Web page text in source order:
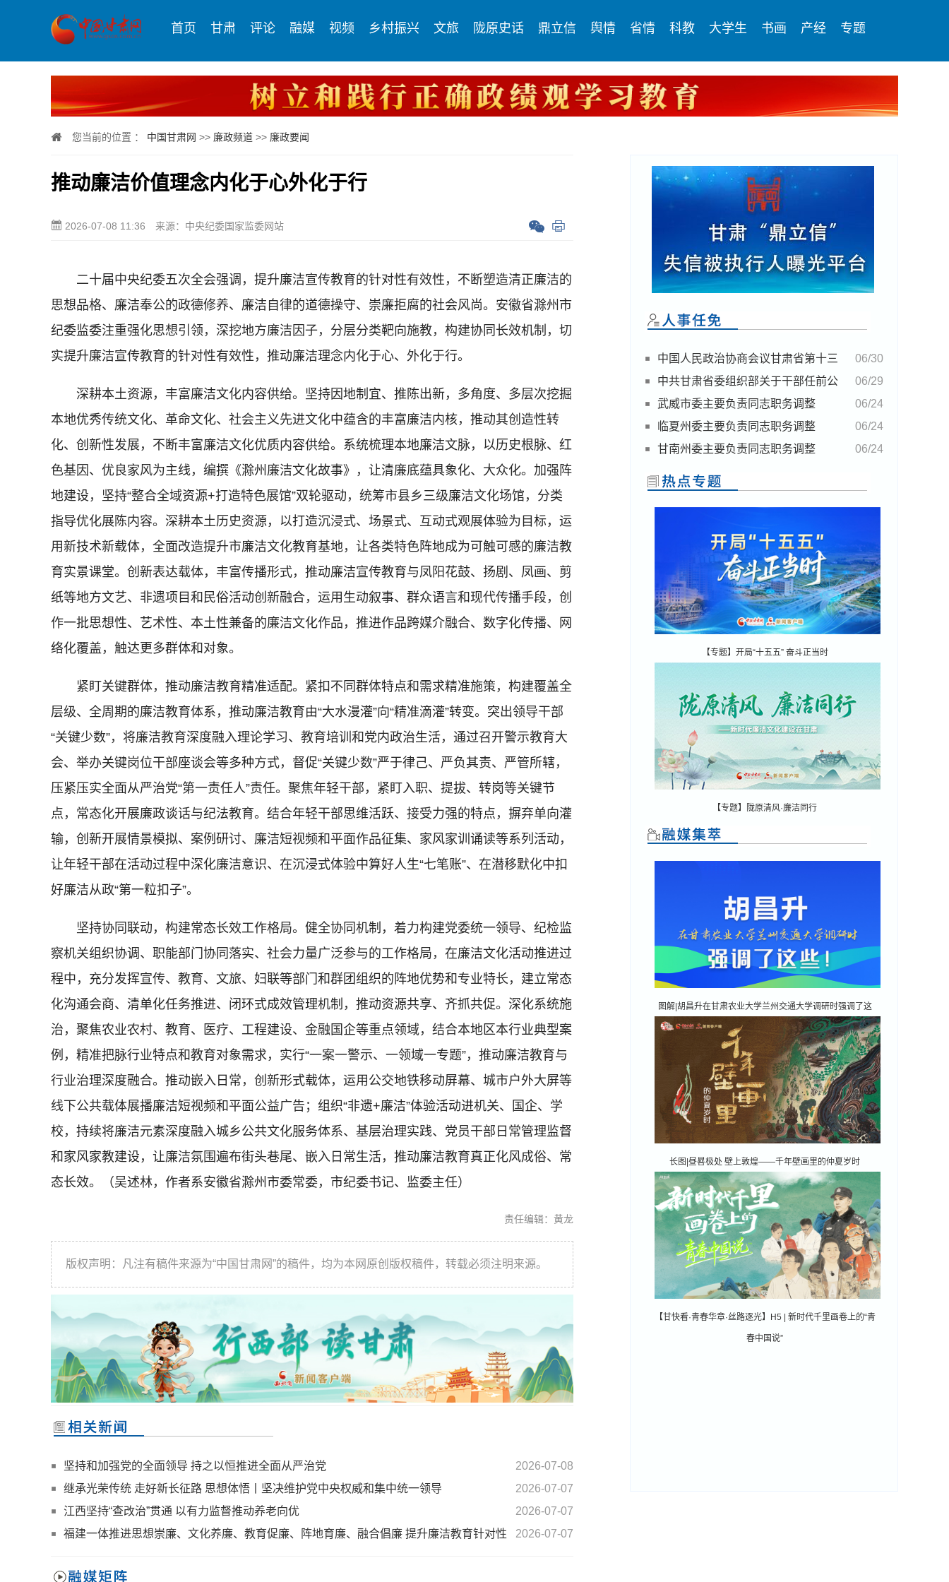
首页 甘肃 评论 融媒 视频 乡村振兴 文旅 陇原史话 鼎立信 舆情 省情 科教 大学生 书画 产经 专题
您当前的位置 ： 中国甘肃网 >> 廉政频道 >> 廉政要闻
推动廉洁价值理念内化于心外化于行
2026-07-08 11:36 来源：中央纪委国家监委网站
二十届中央纪委五次全会强调，提升廉洁宣传教育的针对性有效性，不断塑造清正廉洁的
思想品格、廉洁奉公的政德修养、廉洁自律的道德操守、崇廉拒腐的社会风尚。安徽省滁州市
纪委监委注重强化思想引领，深挖地方廉洁因子，分层分类靶向施教，构建协同长效机制，切
实提升廉洁宣传教育的针对性有效性，推动廉洁理念内化于心、外化于行。
深耕本土资源，丰富廉洁文化内容供给。坚持因地制宜、推陈出新，多角度、多层次挖掘
本地优秀传统文化、革命文化、社会主义先进文化中蕴含的丰富廉洁内核，推动其创造性转
化、创新性发展，不断丰富廉洁文化优质内容供给。系统梳理本地廉洁文脉，以历史根脉、红
色基因、优良家风为主线，编撰《滁州廉洁文化故事》，让清廉底蕴具象化、大众化。加强阵
地建设，坚持“整合全域资源+打造特色展馆”双轮驱动，统筹市县乡三级廉洁文化场馆，分类
指导优化展陈内容。深耕本土历史资源，以打造沉浸式、场景式、互动式观展体验为目标，运
用新技术新载体，全面改造提升市廉洁文化教育基地，让各类特色阵地成为可触可感的廉洁教
育实景课堂。创新表达载体，丰富传播形式，推动廉洁宣传教育与凤阳花鼓、扬剧、凤画、剪
纸等地方文艺、非遗项目和民俗活动创新融合，运用生动叙事、群众语言和现代传播手段，创
作一批思想性、艺术性、本土性兼备的廉洁文化作品，推进作品跨媒介融合、数字化传播、网
络化覆盖，触达更多群体和对象。
紧盯关键群体，推动廉洁教育精准适配。紧扣不同群体特点和需求精准施策，构建覆盖全
层级、全周期的廉洁教育体系，推动廉洁教育由“大水漫灌”向“精准滴灌”转变。突出领导干部
“关键少数”，将廉洁教育深度融入理论学习、教育培训和党内政治生活，通过召开警示教育大
会、举办关键岗位干部座谈会等多种方式，督促“关键少数”严于律己、严负其责、严管所辖，
压紧压实全面从严治党“第一责任人”责任。聚焦年轻干部，紧盯入职、提拔、转岗等关键节
点，常态化开展廉政谈话与纪法教育。结合年轻干部思维活跃、接受力强的特点，摒弃单向灌
输，创新开展情景模拟、案例研讨、廉洁短视频和平面作品征集、家风家训诵读等系列活动，
让年轻干部在活动过程中深化廉洁意识、在沉浸式体验中算好人生“七笔账”、在潜移默化中扣
好廉洁从政“第一粒扣子”。
坚持协同联动，构建常态长效工作格局。健全协同机制，着力构建党委统一领导、纪检监
察机关组织协调、职能部门协同落实、社会力量广泛参与的工作格局，在廉洁文化活动推进过
程中，充分发挥宣传、教育、文旅、妇联等部门和群团组织的阵地优势和专业特长，建立常态
化沟通会商、清单化任务推进、闭环式成效管理机制，推动资源共享、齐抓共促。深化系统施
治，聚焦农业农村、教育、医疗、工程建设、金融国企等重点领域，结合本地区本行业典型案
例，精准把脉行业特点和教育对象需求，实行“一案一警示、一领域一专题”，推动廉洁教育与
行业治理深度融合。推动嵌入日常，创新形式载体，运用公交地铁移动屏幕、城市户外大屏等
线下公共载体展播廉洁短视频和平面公益广告；组织“非遗+廉洁”体验活动进机关、国企、学
校，持续将廉洁元素深度融入城乡公共文化服务体系、基层治理实践、党员干部日常管理监督
和家风家教建设，让廉洁氛围遍布街头巷尾、嵌入日常生活，推动廉洁教育真正化风成俗、常
态长效。（吴述林，作者系安徽省滁州市委常委，市纪委书记、监委主任）
责任编辑：黄龙
版权声明：凡注有稿件来源为“中国甘肃网”的稿件，均为本网原创版权稿件，转载必须注明来源。
2026-07-08
坚持和加强党的全面领导 持之以恒推进全面从严治党
2026-07-07
继承光荣传统 走好新长征路 思想体悟丨坚决维护党中央权威和集中统一领导
2026-07-07
江西坚持“查改治”贯通 以有力监督推动养老向优
2026-07-07
福建一体推进思想崇廉、文化养廉、教育促廉、阵地育廉、融合倡廉 提升廉洁教育针对性
06/30
中国人民政治协商会议甘肃省第十三
届委员会任免名单
06/29
中共甘肃省委组织部关于干部任前公
示的公告
06/24
武威市委主要负责同志职务调整
06/24
临夏州委主要负责同志职务调整
06/24
甘南州委主要负责同志职务调整
【专题】开局“十五五” 奋斗正当时
【专题】陇原清风·廉洁同行
图解|胡昌升在甘肃农业大学兰州交通大学调研时强调了这
长图|昼晷极处 壁上敦煌——千年壁画里的仲夏岁时
【甘快看·青春华章·丝路逐光】H5 | 新时代千里画卷上的“青
春中国说”